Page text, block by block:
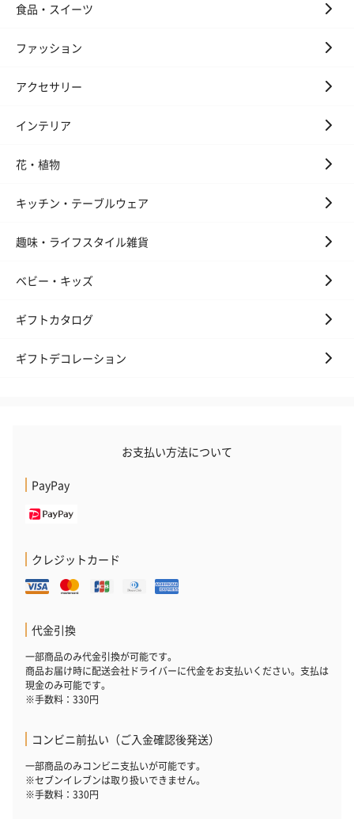
食品・スイーツ
ファッション
アクセサリー
インテリア
花・植物
キッチン・テーブルウェア
趣味・ライフスタイル雑貨
ベビー・キッズ
ギフトカタログ
ギフトデコレーション
お支払い方法について
PayPay
クレジットカード
代金引換
一部商品のみ代金引換が可能です。
商品お届け時に配送会社ドライバーに代金をお支払いください。支払は
現金のみ可能です。
※手数料：330円
コンビニ前払い（ご入金確認後発送）
一部商品のみコンビニ支払いが可能です。
※セブンイレブンは取り扱いできません。
※手数料：330円